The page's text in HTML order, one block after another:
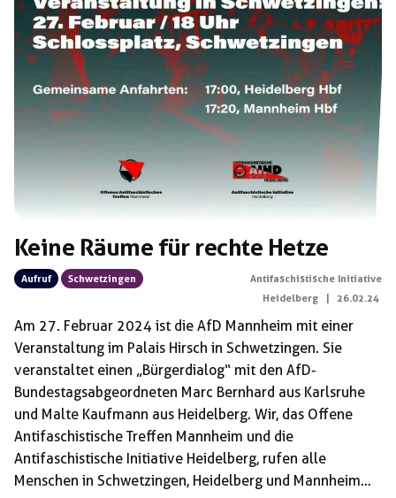
Keine Räume für rechte Hetze
Aufruf Schwetzingen
Antifaschistische Initiative
Heidelberg
| 26.02.24
Am 27. Februar 2024 ist die AfD Mannheim mit einer
Veranstaltung im Palais Hirsch in Schwetzingen. Sie
veranstaltet einen „Bürgerdialog“ mit den AfD-
Bundestagsabgeordneten Marc Bernhard aus Karlsruhe
und Malte Kaufmann aus Heidelberg. Wir, das Offene
Antifaschistische Treffen Mannheim und die
Antifaschistische Initiative Heidelberg, rufen alle
Menschen in Schwetzingen, Heidelberg und Mannheim